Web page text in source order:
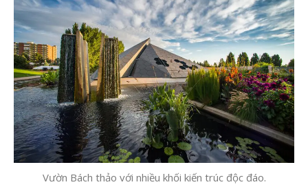
Vườn Bách thảo với nhiều khối kiến trúc độc đáo.